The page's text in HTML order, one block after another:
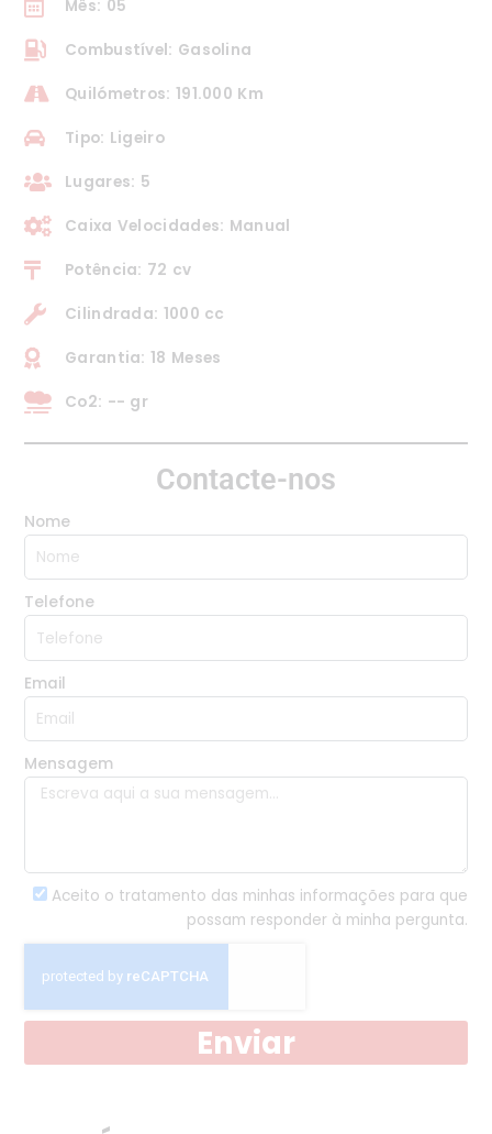
Mês: 05
Combustível: Gasolina
Quilómetros: 191.000 Km
Tipo: Ligeiro
Lugares: 5
Caixa Velocidades: Manual
Potência: 72 cv
Cilindrada: 1000 cc
Garantia: 18 Meses
Co2: -- gr
Contacte-nos
Nome
Telefone
Email
Mensagem
Aceito o tratamento das minhas informações para que
possam responder à minha pergunta.
Enviar